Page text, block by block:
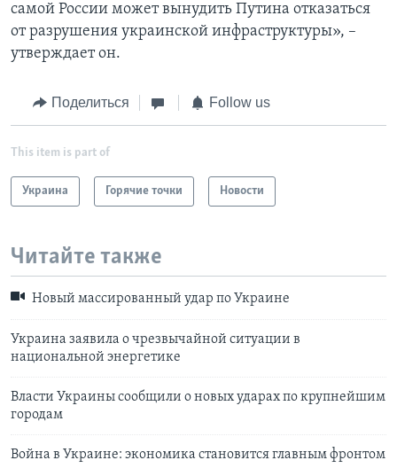
самой России может вынудить Путина отказаться
от разрушения украинской инфраструктуры», –
утверждает он.
Поделиться Follow us
This item is part of
Украина Горячие точки Новости
Читайте также
Новый массированный удар по Украине
Украина заявила о чрезвычайной ситуации в
национальной энергетике
Власти Украины сообщили о новых ударах по крупнейшим
городам
Война в Украине: экономика становится главным фронтом